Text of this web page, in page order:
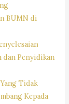
BUMN di
dan Penyidikan
Tidak
Kepada